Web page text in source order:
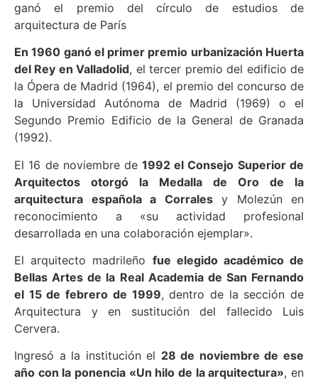
ganó el premio del círculo de estudios de
arquitectura de París
En 1960 ganó el primer premio urbanización Huerta
del Rey en Valladolid, el tercer premio del edificio de
la Ópera de Madrid (1964), el premio del concurso de
la Universidad Autónoma de Madrid (1969) o el
Segundo Premio Edificio de la General de Granada
(1992).
El 16 de noviembre de 1992 el Consejo Superior de
Arquitectos otorgó la Medalla de Oro de la
arquitectura española a Corralesy Molezún en
reconocimiento a «su actividad profesional
desarrollada en una colaboración ejemplar».
El arquitecto madrileño fue elegido académico de
Bellas Artes de la Real Academia de San Fernando
el 15 de febrero de 1999, dentro de la sección de
Arquitectura y en sustitución del fallecido Luis
Cervera.
Ingresó a la institución el 28 de noviembre de ese
año con la ponencia «Un hilo de la arquitectura», en